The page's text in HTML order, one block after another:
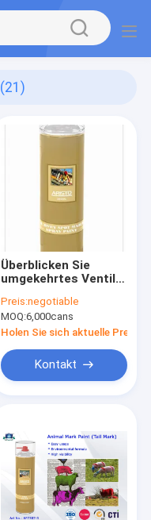
(21)
Überblicken Sie
umgekehrtes Ventil
Stellen-Markierungs-
Farbe
vorübergehendes
Kennzeichen mit
Spraykappe
Preis:negotiable
MOQ:6,000cans
Holen Sie sich aktuelle Preis
Kontakt